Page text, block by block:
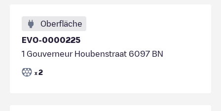
Oberfläche
EVO-0000225
1 Gouverneur Houbenstraat 6097 BN
x 2